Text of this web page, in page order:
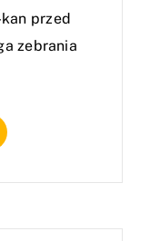
przed
zebrania